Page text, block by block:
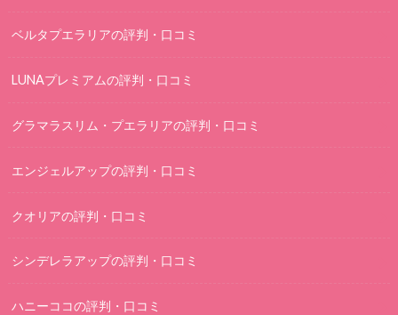
ベルタプエラリアの評判・口コミ
LUNAプレミアムの評判・口コミ
グラマラスリム・プエラリアの評判・口コミ
エンジェルアップの評判・口コミ
クオリアの評判・口コミ
シンデレラアップの評判・口コミ
ハニーココの評判・口コミ